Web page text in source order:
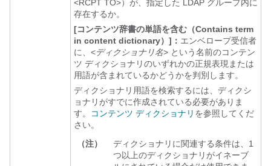
<RCPT TO>）が、指定した LDAP グループ内に
存在するか。
[コンテンツ辞書の単語を含む（Contains term
in content dictionary）]： エンベロープ受信者
に、<ディクショナリ名> という名前のコンテン
ツ ディクショナリのいずれかの正規表現または
用語が含まれているかどうかを判別します。
ディクショナリ用語を検索するには、ディクシ
ョナリがすでに作成されている必要がありま
す。
コンテンツ ディクショナリ を参照してくだ
さい。
（注）
ディクショナリに関連する条件は、1
つ以上のディクショナリがイネーブ